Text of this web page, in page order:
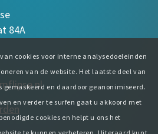
84A
cookies voor interne analysedoeleinden
van de website. Het laatste deel van
gemaskeerd en daardoor geanonimiseerd.
en verder te surfen gaat u akkoord met
cookies en helpt u ons het